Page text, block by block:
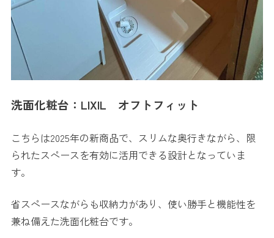
洗面化粧台：LIXIL オフトフィット
こちらは2025年の新商品で、スリムな奥行きながら、限
られたスペースを有効に活用できる設計となっていま
す。
省スペースながらも収納力があり、使い勝手と機能性を
兼ね備えた洗面化粧台です。